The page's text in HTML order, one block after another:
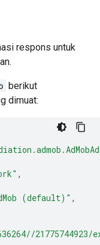
respons untuk
berikut
dimuat:
,
(default)" ,